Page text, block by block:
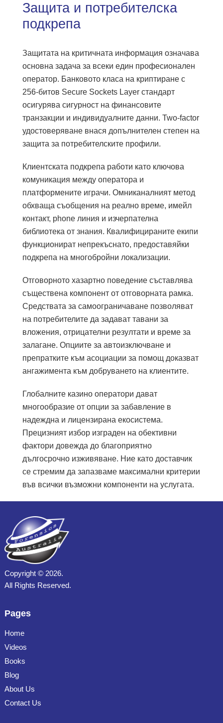
Защита и потребителска
подкрепа
Защитата на критичната информация означава
основна задача за всеки един професионален
оператор. Банковото класа на криптиране с
256-битов Secure Sockets Layer стандарт
осигурява сигурност на финансовите
транзакции и индивидуалните данни. Two-factor
удостоверяване внася допълнителен степен на
защита за потребителските профили.
Клиентската подкрепа работи като ключова
комуникация между оператора и
платформените играчи. Омниканалният метод
обхваща съобщения на реално време, имейл
контакт, phone линия и изчерпателна
библиотека от знания. Квалифицираните екипи
функционират непрекъснато, предоставяйки
подкрепа на многобройни локализации.
Отговорното хазартно поведение съставлява
съществена компонент от отговорната рамка.
Средствата за самоограничаване позволяват
на потребителите да задават тавани за
вложения, отрицателни резултати и време за
залагане. Опциите за автоизключване и
препратките към асоциации за помощ доказват
ангажимента към добруването на клиентите.
Глобалните казино оператори дават
многообразие от опции за забавление в
надеждна и лицензирана екосистема.
Прецизният избор изграден на обективни
фактори довежда до благоприятно
дългосрочно изживяване. Ние като доставчик
се стремим да запазваме максимални критерии
във всички възможни компоненти на услугата.
Copyright © 2026.
All Rights Reserved.
Pages
Home
Videos
Books
Blog
About Us
Contact Us